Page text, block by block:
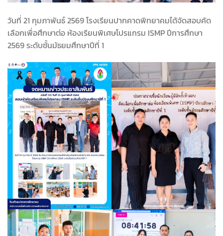
วันที่ 21 กุมภาพันธ์ 2569 โรงเรียนปากคาดพิทยาคมได้จัดสอบคัด
เลือกเพื่อศึกษาต่อ ห้องเรียนพิเศษโปรแกรม ISMP ปีการศึกษา
2569 ระดับชั้นมัธยมศึกษาปีที่ 1